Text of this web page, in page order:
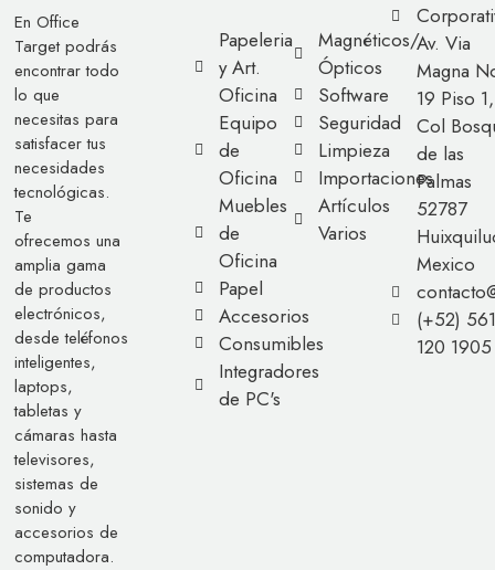
En Office
Target podrás
encontrar todo
lo que
necesitas para
satisfacer tus
necesidades
tecnológicas.
Te
ofrecemos una
amplia gama
de productos
electrónicos,
desde teléfonos
inteligentes,
laptops,
tabletas y
cámaras hasta
televisores,
sistemas de
sonido y
accesorios de
computadora.
Papeleria
y Art.
Oficina
Equipo
de
Oficina
Muebles
de
Oficina
Papel
Accesorios
Consumibles
Integradores
de PC's
Magnéticos/
Ópticos
Software
Seguridad
Limpieza
Importaciones
Artículos
Varios
Av. Via
Magna
19 Piso 1,
Col
de las
Palmas
52787
Mexico
(+52) 561
120 1905